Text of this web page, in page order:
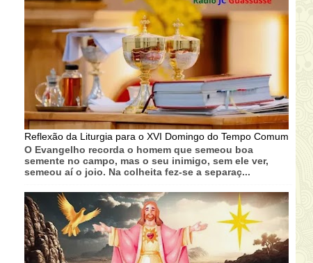
Reflexão da Liturgia para o XVI Domingo do Tempo Comum
O Evangelho recorda o homem que semeou boa
semente no campo, mas o seu inimigo, sem ele ver,
semeou aí o joio. Na colheita fez-se a separaç...